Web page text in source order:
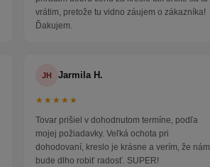
vrátim, pretože tu vidno záujem o zákazníka!
Ďakujem.
JH Jarmila H.
★★★★★
Tovar prišiel v dohodnutom termíne, podľa
mojej požiadavky. Veľká ochota pri
dohodovaní, kreslo je krásne a verím, že nám
bude dlho robiť radosť. SUPER!